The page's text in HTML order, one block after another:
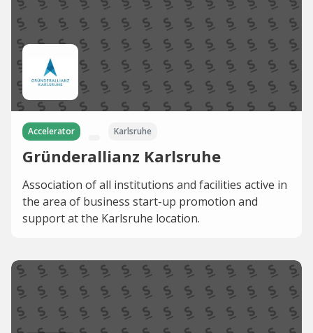
Accelerator Karlsruhe
Gründerallianz Karlsruhe
Association of all institutions and facilities active in
the area of business start-up promotion and
support at the Karlsruhe location.